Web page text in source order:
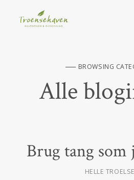
BROWSING
Alle
Brug tang
HELLE